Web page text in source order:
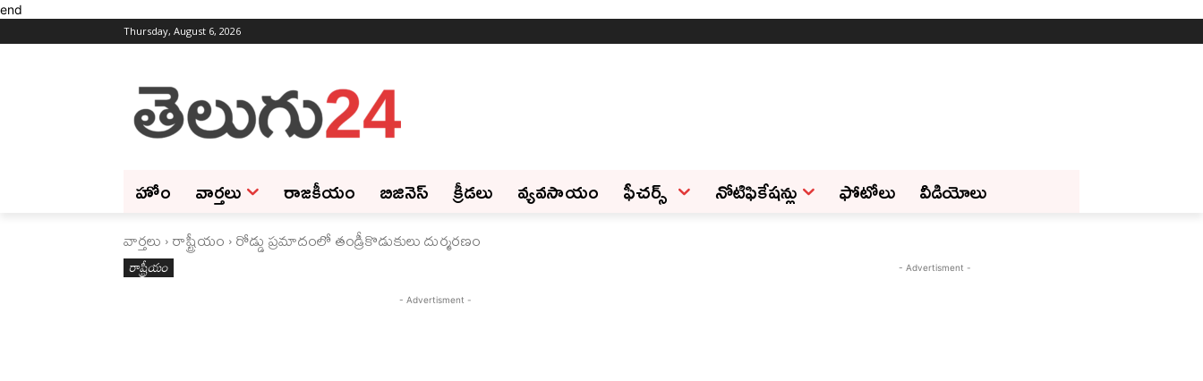
end
Thursday, August 6, 2026
హోం వార్తలు రాజకీయం బిజినెస్‌ క్రీడలు వ్యవసాయం ఫీచ‌ర్స్ ‌ నోటిఫికేషన్లు ఫోటోలు వీడియోలు
వార్తలు రాష్ట్రీయం రోడ్డు ప్రమాదంలో తండ్రీకొడుకులు దుర్మరణం
రాష్ట్రీయం
- Advertisment -
- Advertisment -